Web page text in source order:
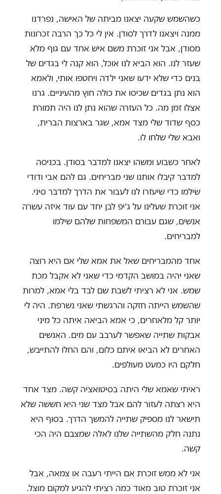
כשהשמש שקעה יצאנו מביתה של האישה, נפרדנו
ממנה ויצאנו לדרך לסודן. אין לי כל כך הרבה זכרונות
מסודן, אבל אני זוכרת משם איש אחד עם גוף מלא
שעזר לנו. הוא הביא לנו אוכל, הוא קנה לי בגדים של
בנים כדי שלא ידעו שאני ילדה ויחטפו אותי, ולאמא
הוא נתן בגדים שכיסו את כולה חוץ מהעיניים. גרנו
אצלו זמן מה. כל העזרה שהוא נתן לנו היה תמורת
כסף שדוד שלי מצד אמא, שגר בארצות הברית,
ואבא שלי שלחו לו.
לאחר כשבוע ומשהו יצאנו למדבר בסודן. בכניסה
למדבר קיבלו אותנו שני מבריחים. גם להם אבי ודודי
שילמו כדי שיעזרו לנו לעבור את הדרך למדבר סיני.
אני זוכרת שעלינו על ג'יפ לבן יחד עם עוד איזה עשרה
אנשים, שגם עבורם המשפחות שלהם שילמו
למבריחים.
אחד מהמבריחים שאל את אמא שלי אם היא רוצה
שאני יהיה במושב הקדמי כדי שאני לא אקבל מכת
שמש. אני לא רציתי לשבת שם לבד בלי אמא, למרות
שהשמש הייתה חזקה והרגשתי שאני נשרפת. היה לי
יותר קל מלאחרים, כי אמא הביאה איתה כל מיני
אבקות שתייה שאפשר לערבב עם מים. האנשים
האחרים לא הביאו איתם כלום, והם החלו להתייבש,
חלקם היו כמעט מעולפים.
ראיתי שאמא שלי היתה בסיטואציה קשה. מצד אחד
היא רצתה לעזור להם אבל מצד שני היא חששה שלא
תישאר לנו מספיק שתייה להמשך הדרך. בסוף היא
נתנה חלק מהשתייה שלנו לאלה שמצבם היה הכי
קשה.
אני לא ממש זוכרת אם הייתי רעבה או צמאה, אבל
אני זוכרת טוב מאוד כמה רציתי להגיע למקום מוצל.